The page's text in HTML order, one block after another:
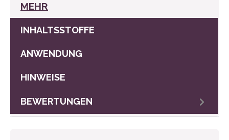
MEHR
BEWERTUNGEN
ANWENDUNG
INHALTSSTOFFE
HINWEISE